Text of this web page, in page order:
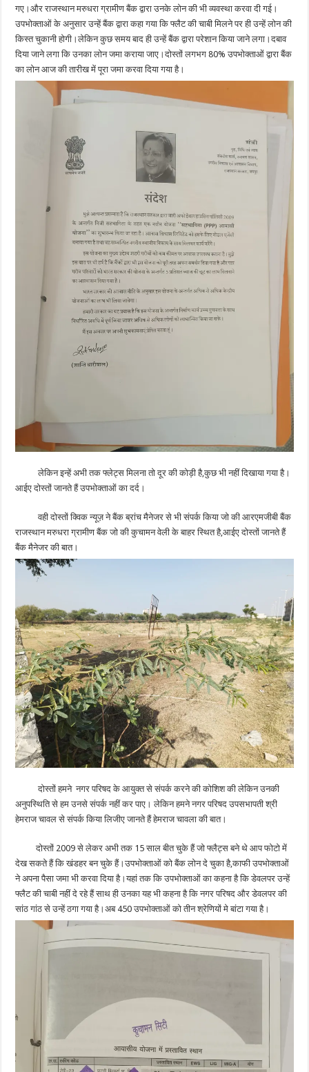
गए।और राजस्थान मरुधरा ग्रामीण बैंक द्वारा उनके लोन की भी व्यवस्था करवा दी गई।
उपभोक्ताओं के अनुसार उन्हें बैंक द्वारा कहा गया कि फ्लैट की चाबी मिलने पर ही उन्हें लोन की
किस्त चुकानी होगी।लेकिन कुछ समय बाद ही उन्हें बैंक द्वारा परेशान किया जाने लगा।दबाव
दिया जाने लगा कि उनका लोन जमा कराया जाए।दोस्तों लगभग 80% उपभोक्ताओं द्वारा बैंक
का लोन आज की तारीख में पूरा जमा करवा दिया गया है।
लेकिन इन्हें अभी तक फ्लेट्स मिलना तो दूर की कोड़ी है,कुछ भी नहीं दिखाया गया है।
आईए दोस्तों जानते हैं उपभोक्ताओं का दर्द।
वही दोस्तों क्विक न्यूज़ ने बैंक ब्रांच मैनेजर से भी संपर्क किया जो की आरएमजीबी बैंक
राजस्थान मरुधरा ग्रामीण बैंक जो की कुचामन वेली के बाहर स्थित है,आईए दोस्तों जानते हैं
बैंक मैनेजर की बात।
दोस्तों हमने नगर परिषद के आयुक्त से संपर्क करने की कोशिश की लेकिन उनकी
अनुपस्थिति से हम उनसे संपर्क नहीं कर पाए। लेकिन हमने नगर परिषद उपसभापती श्री
हेमराज चावल से संपर्क किया लिजीए जानते हैं हेमराज चावला की बात।
दोस्तों 2009 से लेकर अभी तक 15 साल बीत चुके हैं जो फ्लैट्स बने थे आप फोटो में
देख सकते हैं कि खंडहर बन चुके हैं।उपभोक्ताओं को बैंक लोन दे चुका है,काफी उपभोक्ताओं
ने अपना पैसा जमा भी करवा दिया है।यहां तक कि उपभोक्ताओं का कहना है कि डेवलपर उन्हें
फ्लैट की चाबी नहीं दे रहे हैं साथ ही उनका यह भी कहना है कि नगर परिषद और डेवलपर की
सांठ गांठ से उन्हें ठगा गया है।अब 450 उपभोक्ताओं को तीन श्रेणियों मे बांटा गया है।